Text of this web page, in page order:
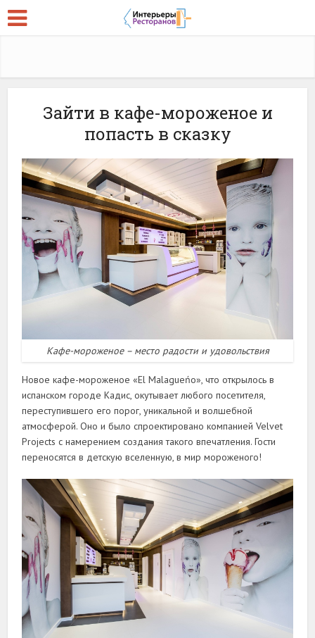
Зайти в кафе-мороженое и
попасть в сказку
Кафе-мороженое – место радости и удовольствия
Новое кафе-мороженое «El Malagueńo», что открылось в
испанском городе Кадис, окутывает любого посетителя,
переступившего его порог, уникальной и волшебной
атмосферой. Оно и было спроектировано компанией Velvet
Projects с намерением создания такого впечатления. Гости
переносятся в детскую вселенную, в мир мороженого!